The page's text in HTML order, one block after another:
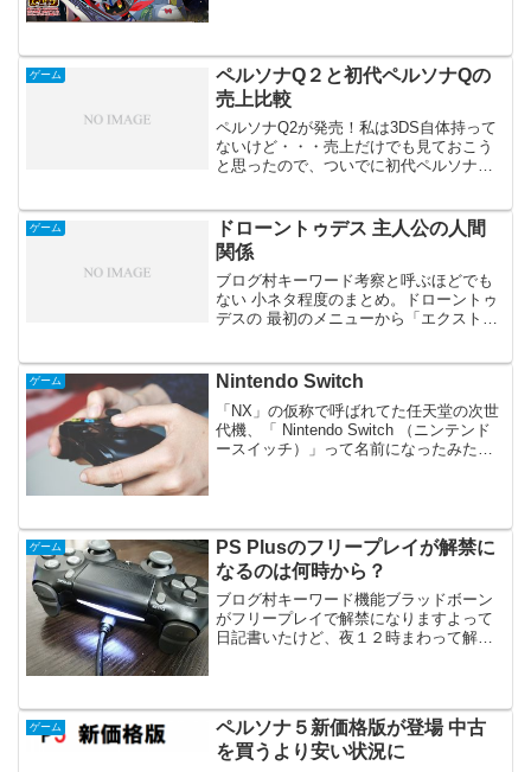
ゲーム
ペルソナQ２と初代ペルソナQの
売上比較
ペルソナQ2が発売！私は3DS自体持って
ないけど・・・売上だけでも見ておこう
と思ったので、ついでに初代ペルソナQ
較初代ペルソナQ（シャドウオブザラビ
リンス）初週売上本...
ゲーム
ドローントゥデス 主人公の人間
関係
ブログ村キーワード考察と呼ぶほどでも
ない 小ネタ程度のまとめ。ドローントゥ
デスの 最初のメニューから「エクスト
示されそこにゲームの主人公の 人間関係
ゲーム Nintendo Switch
「NX」の仮称で呼ばれてた任天堂の次世
代機、「 Nintendo Switch （ニンテンド
ースイッチ）」って名前になったみたい
ゲーム
PS Plusのフリープレイが解禁に
なるのは何時から？
ブログ村キーワード機能ブラッドボーン
がフリープレイで解禁になりますよって
日記書いたけど、夜１２時まわって解禁
当月の内容に入れ替わるの...
ゲーム
ペルソナ５新価格版が登場 中古
を買うより安い状況に